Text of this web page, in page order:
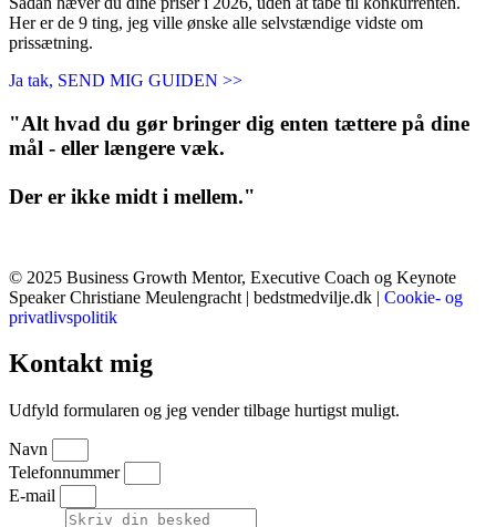
Her er de 9 ting, jeg ville ønske alle selvstændige vidste om
prissætning.
Ja tak, SEND MIG GUIDEN >>
"Alt hvad du gør bringer dig enten tættere på dine
mål - eller længere væk.
Der er ikke midt i mellem."
© 2025 Business Growth Mentor, Executive Coach og Keynote
Speaker Christiane Meulengracht | bedstmedvilje.dk | Cookie- og
privatlivspolitik
Kontakt mig
Udfyld formularen og jeg vender tilbage hurtigst muligt.
Navn
Telefonnummer
E-mail